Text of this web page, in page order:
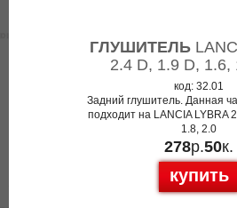
ГЛУШИТЕЛЬ
2.4 D, 1.9 D, 1.6,
код: 32.01
Задний глушитель. Данная
подходит на LANCIA LYBRA
1.8, 2.0
278р.50к.
купить